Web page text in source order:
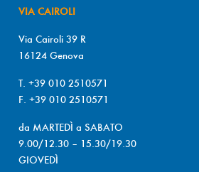
VIA CAIROLI
Via Cairoli 39 R
16124 Genova
T. +39 010 2510571
F. +39 010 2510571
da MARTEDÌ a SABATO
9.00/12.30 – 15.30/19.30
GIOVEDÌ